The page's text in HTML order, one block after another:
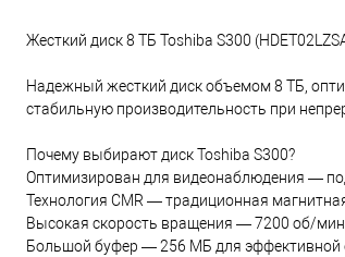
Жесткий диск 8 ТБ Toshiba S300
Надежный жесткий диск объемом 8 ТБ,
стабильную производительность при
Почему выбирают диск Toshiba S300?
Оптимизирован для видеонаблюдения —
Технология CMR — традиционная
Высокая скорость вращения — 7200 об/
Большой буфер — 256 МБ для эффективной